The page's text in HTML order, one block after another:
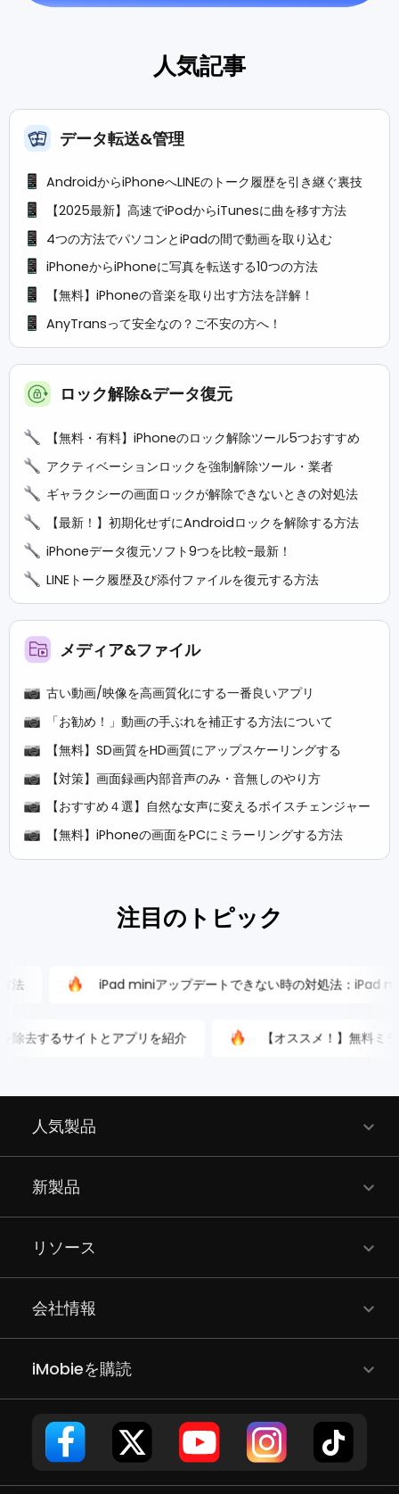
人気記事
データ転送&管理
AndroidからiPhoneへLINEのトーク履歴を引き継ぐ裏技
【2025最新】高速でiPodからiTunesに曲を移す方法
4つの方法でパソコンとiPadの間で動画を取り込む
iPhoneからiPhoneに写真を転送する10つの方法
【無料】iPhoneの音楽を取り出す方法を詳解！
AnyTransって安全なの？ご不安の方へ！
ロック解除&データ復元
【無料・有料】iPhoneのロック解除ツール5つおすすめ
アクティベーションロックを強制解除ツール・業者
ギャラクシーの画面ロックが解除できないときの対処法
【最新！】初期化せずにAndroidロックを解除する方法
iPhoneデータ復元ソフト9つを比較-最新！
LINEトーク履歴及び添付ファイルを復元する方法
メディア&ファイル
古い動画/映像を高画質化にする一番良いアプリ
「お勧め！」動画の手ぶれを補正する方法について
【無料】SD画質をHD画質にアップスケーリングする
【対策】画面録画内部音声のみ・音無しのやり方
【おすすめ４選】自然な女声に変えるボイスチェンジャー
【無料】iPhoneの画面をPCにミラーリングする方法
注目のトピック
iPad miniアップデートできない時の対処法：iPad mini 1/2/
ノイズを除去するサイトとアプリを紹介 【オススメ！
人気製品
新製品
リソース
会社情報
iMobieを購読